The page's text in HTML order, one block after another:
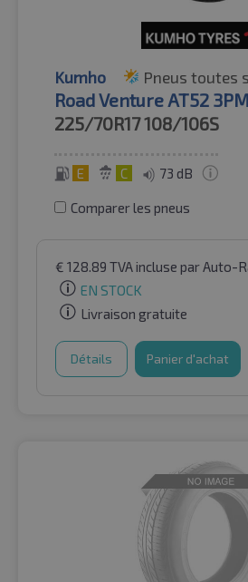
Kumho Pneus toutes
Road Venture AT52
225/70R17108/106S
E C 73 dB
Comparer les pneus
€ 128.89 TVA incluse par Auto-
EN STOCK
Livraison gratuite
Détails Panier d'achat